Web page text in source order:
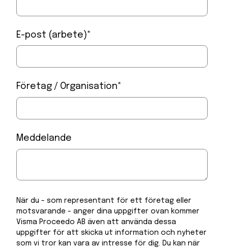
E-post (arbete)*
Företag / Organisation*
Meddelande
När du - som representant för ett företag eller
motsvarande - anger dina uppgifter ovan kommer
Visma Proceedo AB även att använda dessa
uppgifter för att skicka ut information och nyheter
som vi tror kan vara av intresse för dig. Du kan när